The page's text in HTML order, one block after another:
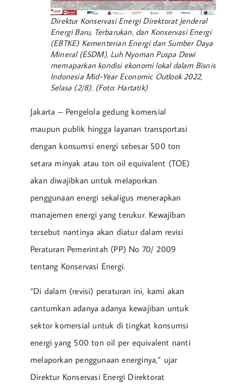
Direktur Konservasi Energi Direktorat Jenderal
Energi Baru, Terbarukan, dan Konservasi Energi
(EBTKE) Kementerian Energi dan Sumber Daya
Mineral (ESDM), Luh Nyoman Puspa Dewi
memaparkan kondisi ekonomi lokal dalam Bisnis
Indonesia Mid-Year Economic Outlook 2022,
Selasa (2/8). (Foto: Hartatik)
Jakarta – Pengelola gedung komersial
maupun publik hingga layanan transportasi
dengan konsumsi energi sebesar 500 ton
setara minyak atau ton oil equivalent (TOE)
akan diwajibkan untuk melaporkan
penggunaan energi sekaligus menerapkan
manajemen energi yang terukur. Kewajiban
tersebut nantinya akan diatur dalam revisi
Peraturan Pemerintah (PP) No 70/ 2009
tentang Konservasi Energi.
“Di dalam (revisi) peraturan ini, kami akan
cantumkan adanya adanya kewajiban untuk
sektor komersial untuk di tingkat konsumsi
energi yang 500 ton oil per equivalent nanti
melaporkan penggunaan energinya,” ujar
Direktur Konservasi Energi Direktorat